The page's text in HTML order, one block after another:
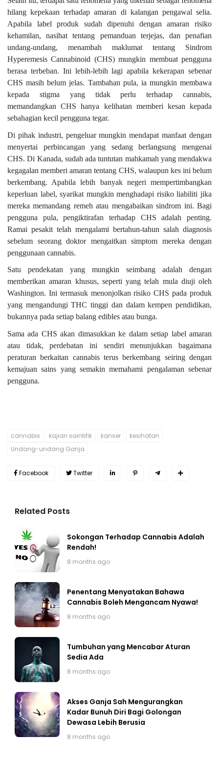
hilang kepekaan terhadap amaran di kalangan pengawal selia.
Apabila label produk sudah dipenuhi dengan amaran risiko
kehamilan, nasihat tentang pemanduan terjejas, dan penafian
undang-undang, menambah maklumat tentang Sindrom
Hyperemesis Cannabinoid (CHS) mungkin membuat pengguna
berasa terbeban. Ini lebih-lebih lagi apabila kekerapan sebenar
CHS masih belum jelas. Tambahan pula, ia mungkin membawa
kepada stigma yang tidak perlu terhadap cannabis,
memandangkan CHS hanya kelihatan memberi kesan kepada
sebahagian kecil pengguna tegar.
Di pihak industri, pengeluar mungkin mendapat manfaat dengan
menyertai perbincangan yang sedang berlangsung mengenai
CHS. Di Kanada, sudah ada tuntutan mahkamah yang mendakwa
kegagalan memberi amaran tentang CHS, walaupun kes ini belum
berkembang. Apabila lebih banyak negeri mempertimbangkan
keperluan label, syarikat mungkin menghadapi risiko liabiliti jika
mereka memandang remeh atau mengabaikan sindrom ini. Bagi
pengguna pula, pengiktirafan terhadap CHS adalah penting.
Ramai pesakit telah mengalami bertahun-tahun salah diagnosis
sebelum seorang doktor mengaitkan simptom mereka dengan
penggunaan cannabis.
Satu pendekatan yang mungkin seimbang adalah dengan
memberikan amaran khusus, seperti yang telah mula diuji oleh
Washington. Ini termasuk menonjolkan risiko CHS pada produk
yang mengandungi THC tinggi dan dalam kempen pendidikan,
bukannya pada setiap balang edibles atau bunga.
Sama ada CHS akan dimasukkan ke dalam setiap label amaran
atau tidak, perdebatan ini sendiri menunjukkan bagaimana
peraturan berkaitan cannabis terus berkembang seiring dengan
kemajuan sains yang semakin memahami pengalaman sebenar
pengguna.
cannabis kajian saintifik kanser
kesihatan
Undang-undang Ganja
Facebook Twitter
Related Posts
Sokongan Terhadap Cannabis Adalah
Rendah!
8 months ago
Penentang Menyatakan Bahawa
Cannabis Boleh Mengancam Nyawa!
8 months ago
Tumbuhan yang Mencabar Aturan
Sedia Ada
8 months ago
Akses Ganja Sah Mengurangkan
Kadar Bunuh Diri Bagi Golongan
Dewasa Lebih Berusia
8 months ago